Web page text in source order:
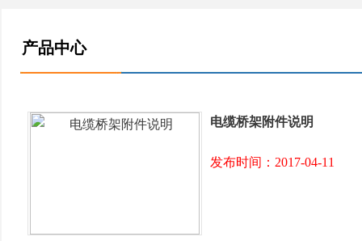
产品中心
电缆桥架附件说明
发布时间：2017-04-11